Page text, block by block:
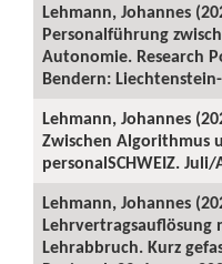
Lehmann, Johannes
Personalführung
Autonomie. Research
Bendern:
Lehmann, Johannes
Zwischen Algorithmus
personalSCHWEIZ.
Lehmann, Johannes
Lehrvertragsauflösung
Lehrabbruch. Kurz